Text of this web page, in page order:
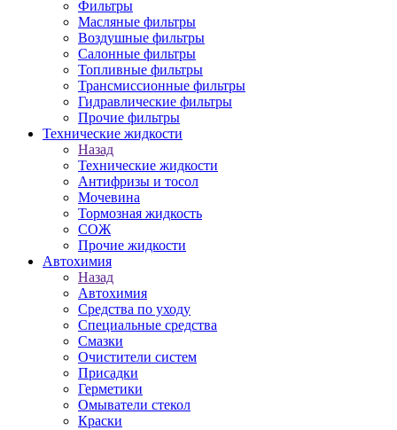
Фильтры
Масляные фильтры
Воздушные фильтры
Салонные фильтры
Топливные фильтры
Трансмиссионные фильтры
Гидравлические фильтры
Прочие фильтры
Технические жидкости
Назад
Технические жидкости
Антифризы и тосол
Мочевина
Тормозная жидкость
СОЖ
Прочие жидкости
Автохимия
Назад
Автохимия
Средства по уходу
Специальные средства
Смазки
Очистители систем
Присадки
Герметики
Омыватели стекол
Краски